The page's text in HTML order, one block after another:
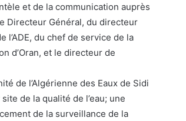
et de la communication auprès
Directeur Général, du directeur
du chef de service de la
d’Oran, et le directeur de
de l’Algérienne des Eaux de Sidi
de la qualité de l’eau; une
de la surveillance de la